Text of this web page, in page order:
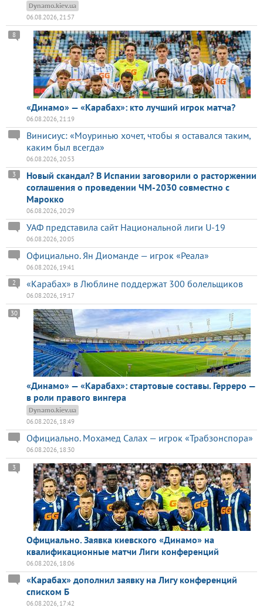
Dynamo.kiev.ua
06.08.2026, 21:57
«Динамо» — «Карабах»: кто лучший игрок матча?
8
06.08.2026, 21:19
Винисиус: «Моуринью хочет, чтобы я оставался таким,
каким был всегда»
06.08.2026, 20:53
Новый скандал? В Испании заговорили о расторжении
соглашения о проведении ЧМ-2030 совместно с
Марокко
3
06.08.2026, 20:29
УАФ представила сайт Национальной лиги U-19
06.08.2026, 20:05
Официально. Ян Диоманде — игрок «Реала»
06.08.2026, 19:41
«Карабах» в Люблине поддержат 300 болельщиков
2
06.08.2026, 19:17
«Динамо» — «Карабах»: стартовые составы. Герреро —
в роли правого вингера
30
Dynamo.kiev.ua
06.08.2026, 18:49
Официально. Мохамед Салах — игрок «Трабзонспора»
06.08.2026, 18:30
Официально. Заявка киевского «Динамо» на
квалификационные матчи Лиги конференций
3
06.08.2026, 18:06
«Карабах» дополнил заявку на Лигу конференций
списком Б
06.08.2026, 17:42